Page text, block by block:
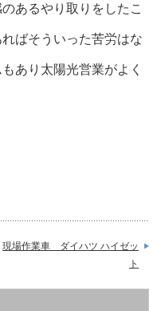
あるやり取りをしたこ
ばそういった苦労はな
あり太陽光営業がよく
現場作業車 ダイハツ ハイゼッ
ト